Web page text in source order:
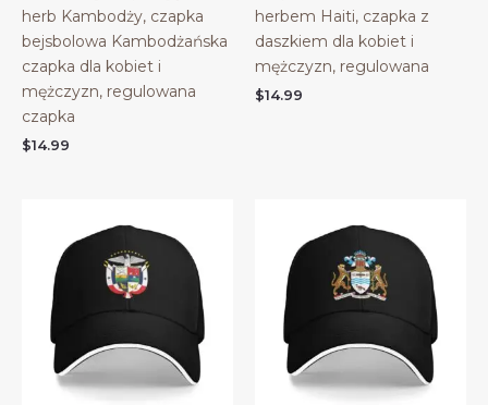
herb Kambodży, czapka
bejsbolowa Kambodżańska
czapka dla kobiet i
mężczyzn, regulowana
czapka
$14.99
herbem Haiti, czapka z
daszkiem dla kobiet i
mężczyzn, regulowana
$14.99